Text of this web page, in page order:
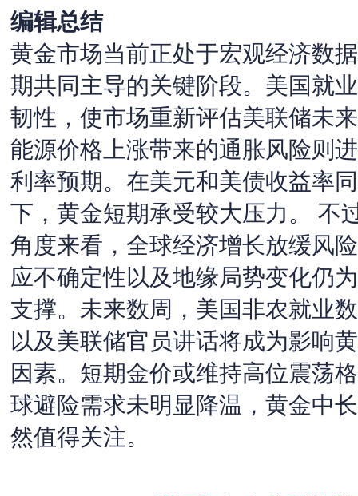
编辑总结
黄金市场当前正处于宏观经济数
期共同主导的关键阶段。美国就
韧性，使市场重新评估美联储未
能源价格上涨带来的通胀风险则
利率预期。在美元和美债收益率
下，黄金短期承受较大压力。 不
角度来看，全球经济增长放缓风
应不确定性以及地缘局势变化仍
支撑。未来数周，美国非农就业
以及美联储官员讲话将成为影响
因素。短期金价或维持高位震荡
球避险需求未明显降温，黄金中
然值得关注。